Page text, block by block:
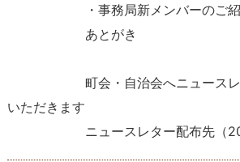
・事務局新メンバーのご紹
あとがき
町会・自治会へニュースレタ
いただきます
ニュースレター配布先（